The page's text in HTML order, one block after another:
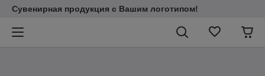
Сувенирная продукция с Вашим логотипом!